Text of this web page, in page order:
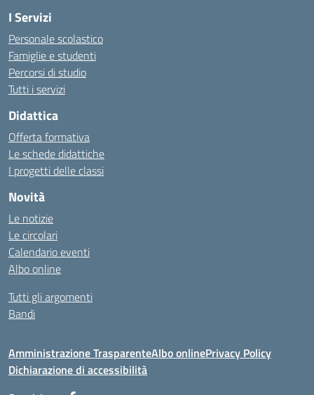
I Servizi
Personale scolastico
Famiglie e studenti
Percorsi di studio
Tutti i servizi
Didattica
Offerta formativa
Le schede didattiche
I progetti delle classi
Novità
Le notizie
Le circolari
Calendario eventi
Albo online
Tutti gli argomenti
Bandi
Amministrazione TrasparenteAlbo onlinePrivacy Policy
Dichiarazione di accessibilità